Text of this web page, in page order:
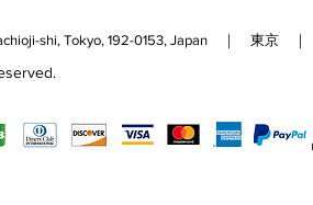
shi, Tokyo, 192-0153, Japan ｜ 東京 ｜